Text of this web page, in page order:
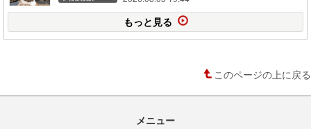
もっと見る
このページの上に戻る
メニュー